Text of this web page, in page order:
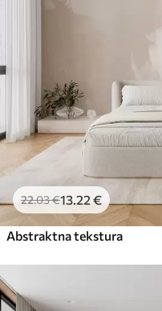
22.03€13 .22 €
Abstraktna tekstura